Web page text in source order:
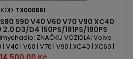
KÓD: TX000861
S80 S90 V40 V60 V70 V90 XC40
D3/D4 150PS/181PS/190PS
ZNAČKU VOZIDLA: Volvo
| V40 | V60 | V70 | V90 | XC40 | XC60 |
D 4204 T4 | D 4204 T5 | D 4204 T12 |
Cena